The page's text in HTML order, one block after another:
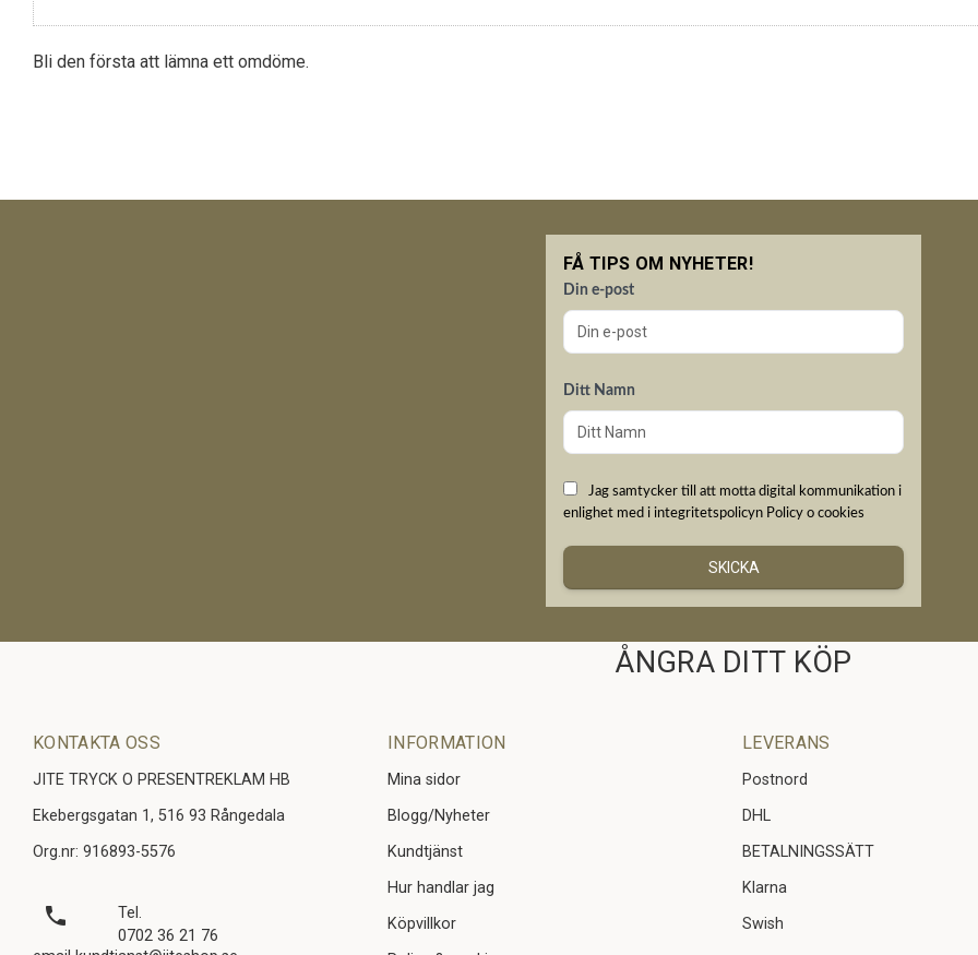
Bli den första att lämna ett omdöme.
FÅ TIPS OM NYHETER!
Din e-post
Ditt Namn
Jag samtycker till att motta digital kommunikation i
enlighet med i integritetspolicyn Policy o cookies
SKICKA
ÅNGRA DITT KÖP
KONTAKTA OSS
JITE TRYCK O PRESENTREKLAM HB
Ekebergsgatan 1, 516 93 Rångedala
Org.nr: 916893-5576
local_phone
Tel.
0702 36 21 76
INFORMATION
Mina sidor
Blogg/Nyheter
Kundtjänst
Hur handlar jag
Köpvillkor
LEVERANS
Postnord
DHL
BETALNINGSSÄTT
Klarna
Swish